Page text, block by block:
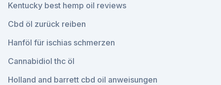
Kentucky best hemp oil reviews
Cbd öl zurück reiben
Hanföl für ischias schmerzen
Cannabidiol thc öl
Holland and barrett cbd oil anweisungen